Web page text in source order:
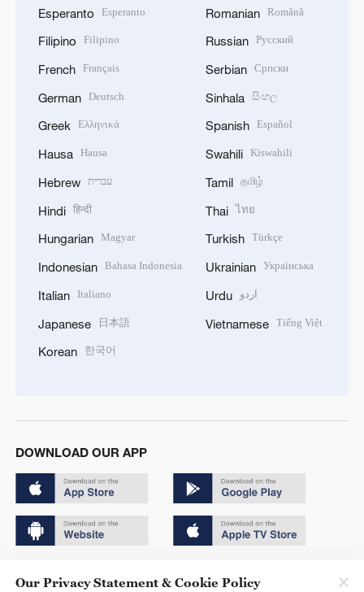
Esperanto Esperanto
Filipino Filipino
French Français
German Deutsch
Greek Ελληνικά
Hausa Hausa
Hebrew עברית
Hindi हिन्दी
Hungarian Magyar
Indonesian Bahasa Indonesia
Italian Italiano
Japanese 日本語
Korean 한국어
Romanian Română
Russian Русский
Serbian Српски
Sinhala සිංහල
Spanish Español
Swahili Kiswahili
Tamil தமிழ்
Thai ไทย
Turkish Türkçe
Ukrainian Українська
Urdu اردو
Vietnamese Tiếng Việt
DOWNLOAD OUR APP
Our Privacy Statement & Cookie Policy